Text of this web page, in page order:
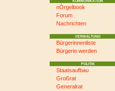
KOMMUNIKATION
nÒrgelbook
Forum
Nachrichten
VERWALTUNG
Bürgerinnenliste
Bürgerin werden
POLITIK
Staatsaufbau
Großrat
Generalrat